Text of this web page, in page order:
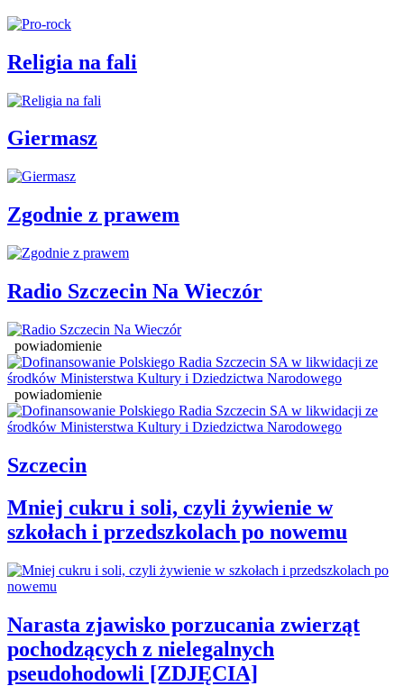
Religia na fali
Giermasz
Zgodnie z prawem
Radio Szczecin Na Wieczór
powiadomienie
powiadomienie
Szczecin
Mniej cukru i soli, czyli żywienie w
szkołach i przedszkolach po nowemu
Narasta zjawisko porzucania zwierząt
pochodzących z nielegalnych
pseudohodowli [ZDJĘCIA]